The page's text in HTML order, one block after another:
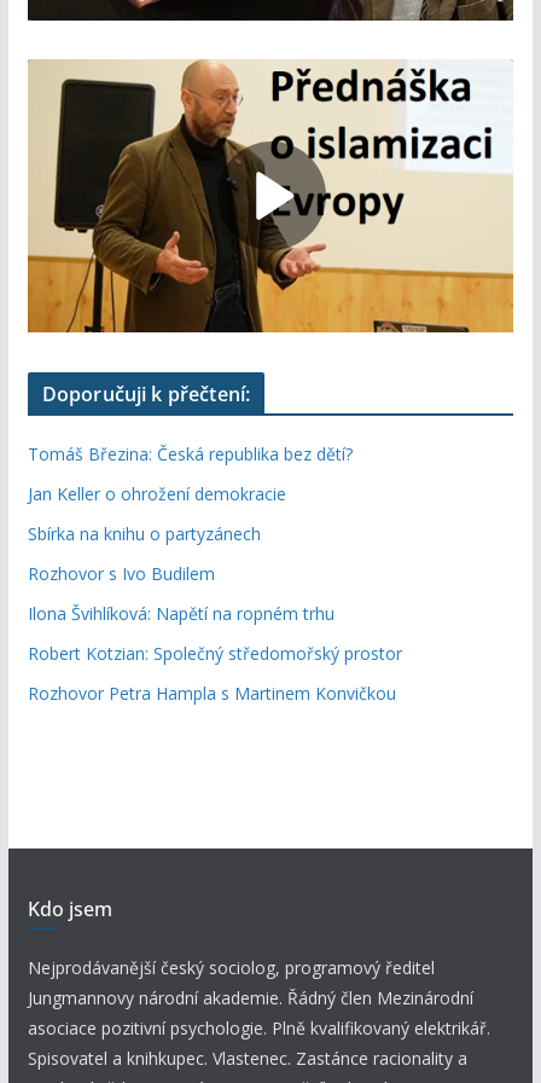
Doporučuji k přečtení:
Tomáš Březina: Česká republika bez dětí?
Jan Keller o ohrožení demokracie
Sbírka na knihu o partyzánech
Rozhovor s Ivo Budilem
Ilona Švihlíková: Napětí na ropném trhu
Robert Kotzian: Společný středomořský prostor
Rozhovor Petra Hampla s Martinem Konvičkou
Kdo jsem
Nejprodávanější český sociolog, programový ředitel
Jungmannovy národní akademie. Řádný člen Mezinárodní
asociace pozitivní psychologie. Plně kvalifikovaný elektrikář.
Spisovatel a knihkupec. Vlastenec. Zastánce racionality a